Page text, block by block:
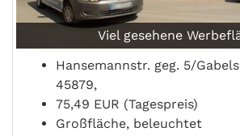
Viel gesehene
Hansemannstr. geg. 5/
45879,
75,49 EUR (Tagespreis)
Großfläche, beleuchtet